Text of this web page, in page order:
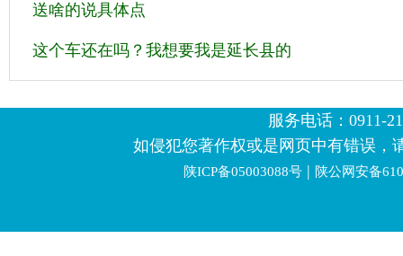
送啥的说具体点
这个车还在吗？我想要我是延长县的
服务电话：0911-
如侵犯您著作权或是网页中有错误，
陕ICP备05003088号 | 陕公网安备